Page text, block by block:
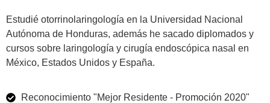
Estudié otorrinolaringología en la Universidad Nacional
Autónoma de Honduras, además he sacado diplomados y
cursos sobre laringología y cirugía endoscópica nasal en
México, Estados Unidos y España.
Reconocimiento "Mejor Residente - Promoción 2020"